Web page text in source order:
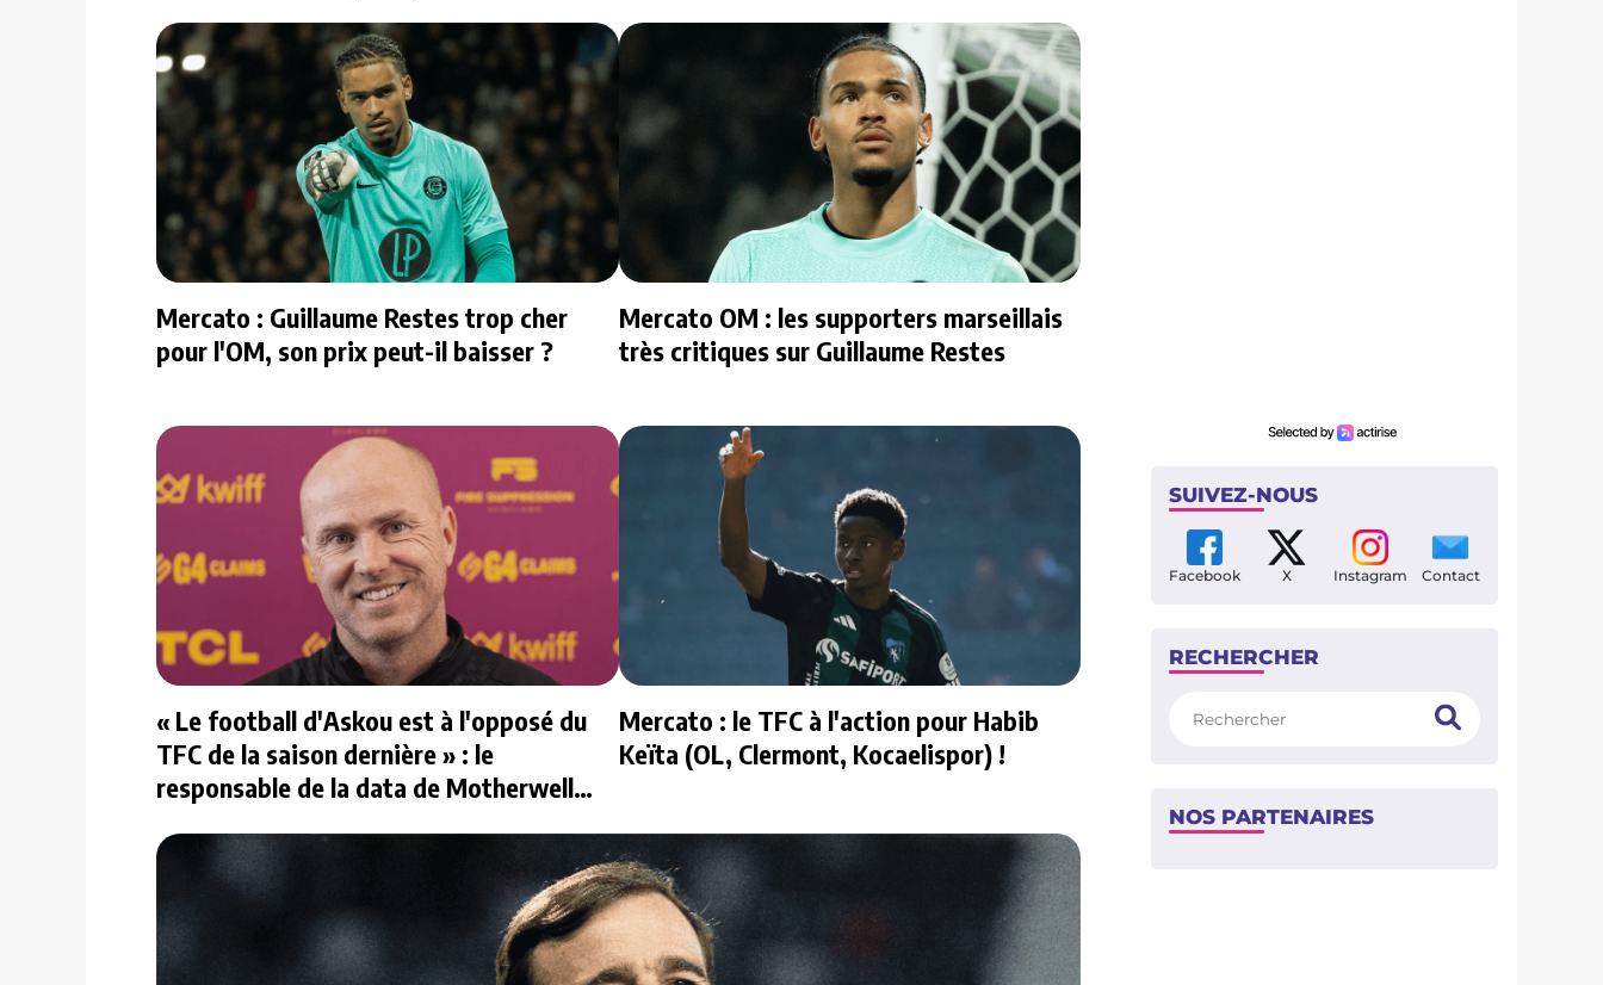
Mercato : Guillaume Restes trop cher
pour l'OM, son prix peut-il baisser ?
Mercato OM : les supporters marseillais
très critiques sur Guillaume Restes
« Le football d'Askou est à l'opposé du
TFC de la saison dernière » : le
responsable de la data de Motherwell
Mercato : le TFC à l'action pour Habib
Keïta (OL, Clermont, Kocaelispor) !
SUIVEZ-NOUS
Facebook X Instagram Contact
RECHERCHER
NOS PARTENAIRES